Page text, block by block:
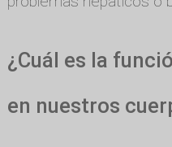
¿Cuál es la
en nuestros